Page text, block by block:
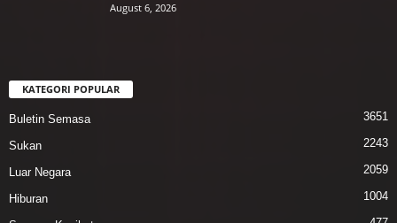
August 6, 2026
KATEGORI POPULAR
Buletin Semasa 3651
Sukan 2243
Luar Negara 2059
Hiburan 1004